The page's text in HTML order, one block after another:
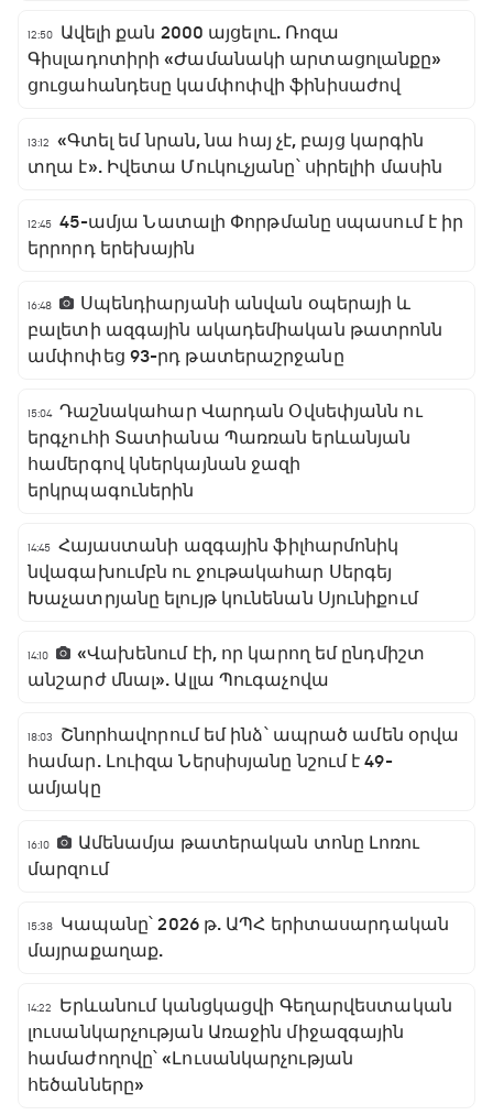
12:50
Ավելի քան 2000 այցելու. Ռոզա
Գիսլադոտիրի «Ժամանակի արտացոլանքը»
ցուցահանդեսը կամփոփվի ֆինիսաժով
13:12
«Գտել եմ նրան, նա հայ չէ, բայց կարգին
տղա է». Իվետա Մուկուչյանը՝ սիրելիի մասին
12:45 45-ամյա Նատալի Փորթմանը սպասում է իր
երրորդ երեխային
16:48
Սպենդիարյանի անվան օպերայի և
բալետի ազգային ակադեմիական թատրոնն
ամփոփեց 93-րդ թատերաշրջանը
15:04 Դաշնակահար Վարդան Օվսեփյանն ու
երգչուհի Տատիանա Պառռան երևանյան
համերգով կներկայնան ջազի
երկրպագուներին
14:45 Հայաստանի ազգային ֆիլհարմոնիկ
նվագախումբն ու ջութակահար Սերգեյ
Խաչատրյանը ելույթ կունենան Սյունիքում
14:10
«Վախենում էի, որ կարող եմ ընդմիշտ
անշարժ մնալ». Ալլա Պուգաչովա
18:03
Շնորհավորում եմ ինձ՝ ապրած ամեն օրվա
համար. Լուիզա Ներսիսյանը նշում է 49-
ամյակը
16:10
Ամենամյա թատերական տոնը Լոռու
մարզում
15:38
Կապանը՝ 2026 թ. ԱՊՀ երիտասարդական
մայրաքաղաք.
14:22
Երևանում կանցկացվի Գեղարվեստական
լուսանկարչության Առաջին միջազգային
համաժողովը՝ «Լուսանկարչության
հեծանները»